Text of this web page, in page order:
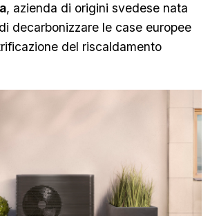
, azienda di origini svedese nata
decarbonizzare le case europee
del riscaldamento